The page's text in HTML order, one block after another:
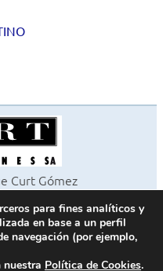
Curt Gómez
y Baños
reservados
Barcelona -
para fines analíticos y
en base a un perfil
navegación (por ejemplo,
nuestra Política de Cookies.